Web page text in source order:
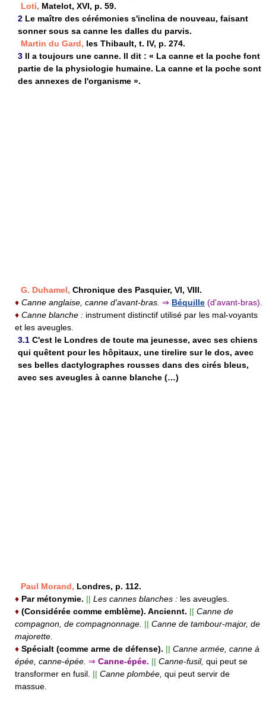
Loti, Matelot, XVI, p. 59.
2 Le maître des cérémonies s'inclina de nouveau, faisant
sonner sous sa canne les dalles du parvis.
Martin du Gard, les Thibault, t. IV, p. 274.
3 Il a toujours une canne. Il dit : « La canne et la poche font
partie de la physiologie humaine. La canne et la poche sont
des annexes de l'organisme ».
G. Duhamel, Chronique des Pasquier, VI, VIII.
♦ Canne anglaise, canne d'avant-bras. ⇒ Béquille (d'avant-bras).
♦ Canne blanche : instrument distinctif utilisé par les mal-voyants
et les aveugles.
3.1 C'est le Londres de toute ma jeunesse, avec ses chiens
qui quêtent pour les hôpitaux, une tirelire sur le dos, avec
ses belles dactylographes rousses dans des cirés bleus,
avec ses aveugles à canne blanche (…)
Paul Morand, Londres, p. 112.
♦ Par métonymie. || Les cannes blanches : les aveugles.
♦ (Considérée comme emblème). Anciennt. || Canne de
compagnon, de compagnonnage. || Canne de tambour-major, de
majorette.
♦ Spécialt (comme arme de défense). || Canne armée, canne à
épée, canne-épée. ⇒ Canne-épée. || Canne-fusil, qui peut se
transformer en fusil. || Canne plombée, qui peut servir de
massue.